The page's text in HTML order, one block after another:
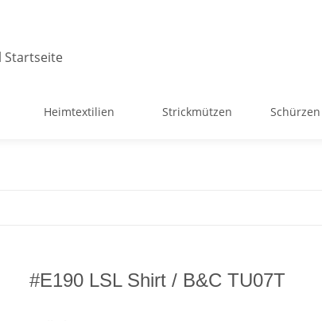
Heimtextilien Strickmützen Schürzen
#E190 LSL Shirt / B&C TU07T